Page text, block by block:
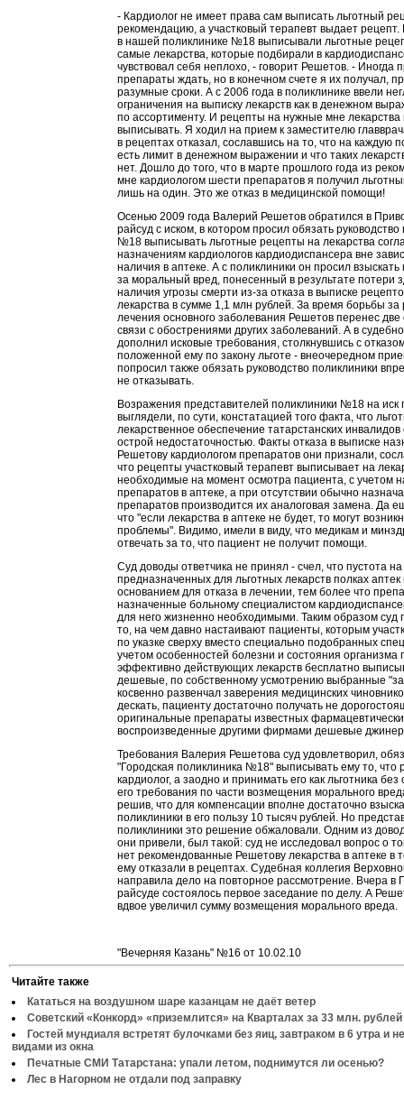
- Кардиолог не имеет права сам выписать льготный
рекомендацию, а участковый терапевт выдает
в нашей поликлинике №18 выписывали льготные
самые лекарства, которые подбирали в
чувствовал себя неплохо, - говорит Решетов. - Иногда
препараты ждать, но в конечном счете я их получал,
разумные сроки. А с 2006 года в поликлинике ввели
ограничения на выписку лекарств как в денежном
по ассортименту. И рецепты на нужные мне лекарства
выписывать. Я ходил на прием к заместителю
в рецептах отказал, сославшись на то, что на каждую
есть лимит в денежном выражении и что таких
нет. Дошло до того, что в марте прошлого года из
мне кардиологом шести препаратов я получил
лишь на один. Это же отказ в медицинской помощи!
Осенью 2009 года Валерий Решетов обратился в
райсуд с иском, в котором просил обязать руководство
№18 выписывать льготные рецепты на лекарства
назначениям кардиологов кардиодиспансера вне
наличия в аптеке. А с поликлиники он просил
за моральный вред, понесенный в результате потери
наличия угрозы смерти из-за отказа в выписке
лекарства в сумме 1,1 млн рублей. За время борьбы
лечения основного заболевания Решетов перенес две
связи с обострениями других заболеваний. А в
дополнил исковые требования, столкнувшись с
положенной ему по закону льготе - внеочередном
попросил также обязать руководство поликлиники
не отказывать.
Возражения представителей поликлиники №18 на иск
выглядели, по сути, констатацией того факта, что
лекарственное обеспечение татарстанских инвалидов
острой недостаточностью. Факты отказа в выписке
Решетову кардиологом препаратов они признали,
что рецепты участковый терапевт выписывает на
необходимые на момент осмотра пациента, с учетом
препаратов в аптеке, а при отсутствии обычно
препаратов производится их аналоговая замена. Да
что "если лекарства в аптеке не будет, то могут
проблемы". Видимо, имели в виду, что медикам и
отвечать за то, что пациент не получит помощи.
Суд доводы ответчика не принял - счел, что пустота на
предназначенных для льготных лекарств полках аптек
основанием для отказа в лечении, тем более что
назначенные больному специалистом
для него жизненно необходимыми. Таким образом суд
то, на чем давно настаивают пациенты, которым
по указке сверху вместо специально подобранных
учетом особенностей болезни и состояния организма
эффективно действующих лекарств бесплатно
дешевые, по собственному усмотрению выбранные
косвенно развенчал заверения медицинских
дескать, пациенту достаточно получать не
оригинальные препараты известных
воспроизведенные другими фирмами дешевые
Требования Валерия Решетова суд удовлетворил,
"Городская поликлиника №18" выписывать ему то, что
кардиолог, а заодно и принимать его как льготника
его требования по части возмещения морального
решив, что для компенсации вполне достаточно
поликлиники в его пользу 10 тысяч рублей. Но
поликлиники это решение обжаловали. Одним из
они привели, был такой: суд не исследовал вопрос о
нет рекомендованные Решетову лекарства в аптеке в
ему отказали в рецептах. Судебная коллегия
направила дело на повторное рассмотрение. Вчера в
райсуде состоялось первое заседание по делу. А
вдвое увеличил сумму возмещения морального вреда.
"Вечерняя Казань" №16 от 10.02.10
Читайте также
Кататься на воздушном шаре казанцам не даёт ветер
Советский «Конкорд» «приземлится» на Кварталах за 33 млн. рублей
Гостей мундиаля встретят булочками без яиц, завтраком в 6 утра и
видами из окна
Печатные СМИ Татарстана: упали летом, поднимутся ли осенью?
Лес в Нагорном не отдали под заправку